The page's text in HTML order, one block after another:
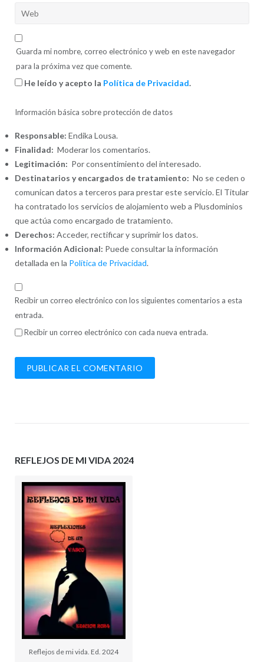
Guarda mi nombre, correo electrónico y web en este navegador
para la próxima vez que comente.
He leído y acepto la Política de Privacidad.
Información básica sobre protección de datos
Responsable: Endika Lousa.
Finalidad: Moderar los comentarios.
Legitimación: Por consentimiento del interesado.
Destinatarios y encargados de tratamiento: No se ceden o
comunican datos a terceros para prestar este servicio. El Titular
ha contratado los servicios de alojamiento web a Plusdominios
que actúa como encargado de tratamiento.
Derechos: Acceder, rectificar y suprimir los datos.
Información Adicional: Puede consultar la información
detallada en la Política de Privacidad.
Recibir un correo electrónico con los siguientes comentarios a esta
entrada.
Recibir un correo electrónico con cada nueva entrada.
REFLEJOS DE MI VIDA 2024
Reflejos de mi vida. Ed. 2024